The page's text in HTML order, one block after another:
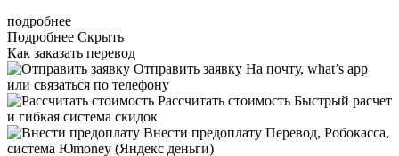
подробнее
Подробнее Скрыть
Как заказать перевод
Отправить заявку На почту, what’s app
или связаться по телефону
Рассчитать стоимость Быстрый расчет
и гибкая система скидок
Внести предоплату Перевод, Робокасса,
система Юmoney (Яндекс деньги)